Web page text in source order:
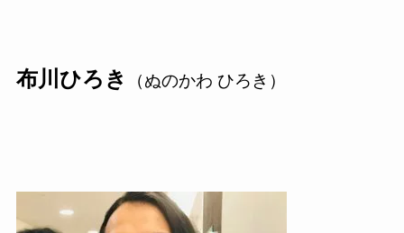
布川ひろき （ぬのかわ ひろき）